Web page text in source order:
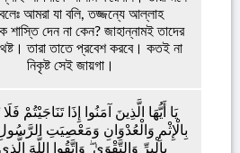
আমরা যা বলি, তজ্জন্যে আল্লাহ
শাস্তি দেন না কেন? জাহান্নামই তাদের
তারা তাতে প্রবেশ করবে। কতই না
নিকৃষ্ট সেই জায়গা।
يَا أَيُّهَا الَّذِينَ آمَنُوا إِذَا تَنَاجَيْتُمْ فَلَا
بِالْإِثْمِ وَالْعُدْوَانِ وَمَعْصِيَتِ الرَّسُولِ
بِالْبِرِّ وَالتَّقْوَىٰ ۖ وَاتَّقُوا اللَّهَ